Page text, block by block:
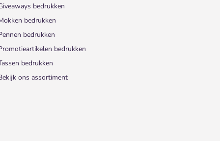
bedrukken
bedrukken
bedrukken
bedrukken
bedrukken
ons assortiment